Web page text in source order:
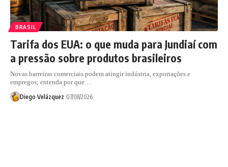
BRASIL
Tarifa dos EUA: o que muda para Jundiaí com
a pressão sobre produtos brasileiros
Novas barreiras comerciais podem atingir indústria, exportações e
empregos; entenda por que…
Diego Velázquez 07/08/2026